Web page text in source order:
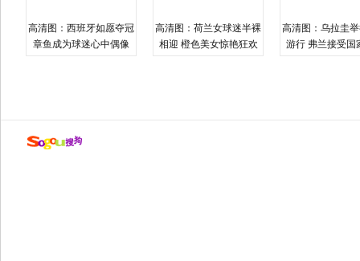
高清图：西班牙如愿夺冠
章鱼成为球迷心中偶像
高清图：荷兰女球迷半裸
相迎 橙色美女惊艳狂欢
高清图：乌拉圭
游行 弗兰接受国